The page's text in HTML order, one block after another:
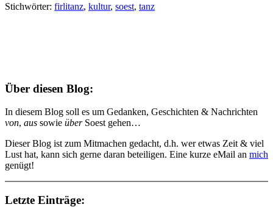
Stichwörter: firlitanz, kultur, soest, tanz
Über diesen Blog:
In diesem Blog soll es um Gedanken, Geschichten & Nachrichten
von, aus sowie überSoest gehen…
Dieser Blog ist zum Mitmachen gedacht, d.h. wer etwas Zeit & viel
Lust hat, kann sich gerne daran beteiligen. Eine kurze eMail an mich
genügt!
Letzte Einträge: